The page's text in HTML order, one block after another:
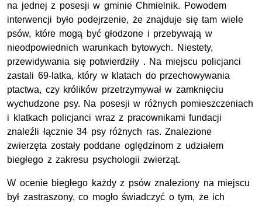
na jednej z posesji w gminie Chmielnik. Powodem
interwencji było podejrzenie, że znajduje się tam wiele
psów, które mogą być głodzone i przebywają w
nieodpowiednich warunkach bytowych. Niestety,
przewidywania się potwierdziły . Na miejscu policjanci
zastali 69-latka, który w klatach do przechowywania
ptactwa, czy królików przetrzymywał w zamknięciu
wychudzone psy. Na posesji w różnych pomieszczeniach
i klatkach policjanci wraz z pracownikami fundacji
znaleźli łącznie 34 psy różnych ras. Znalezione
zwierzęta zostały poddane oględzinom z udziałem
biegłego z zakresu psychologii zwierząt.
W ocenie biegłego każdy z psów znaleziony na miejscu
był zastraszony, co mogło świadczyć o tym, że ich